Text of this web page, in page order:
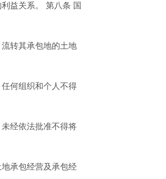
益关系。 第八条 国
转其承包地的土地
何组织和个人不得
经依法批准不得将
承包经营及承包经